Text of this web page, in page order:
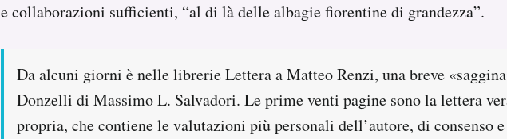
e collaborazioni sufficienti, “al di là delle albagie fiorentine di grandezza”.
Da alcuni giorni è nelle librerie Lettera a Matteo Renzi, una breve
Donzelli di Massimo L. Salvadori. Le prime venti pagine sono la lettera
propria, che contiene le valutazioni più personali dell’autore, di consenso